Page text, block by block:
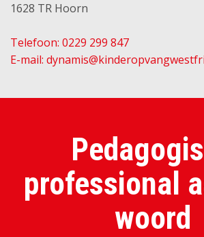
1628 TR Hoorn
Telefoon: 0229 299 847
E-mail:
professional
woord